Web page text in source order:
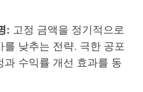
: 고정 금액을 정기적으로
를 낮추는 전략. 극한 공포
과 수익률 개선 효과를 동